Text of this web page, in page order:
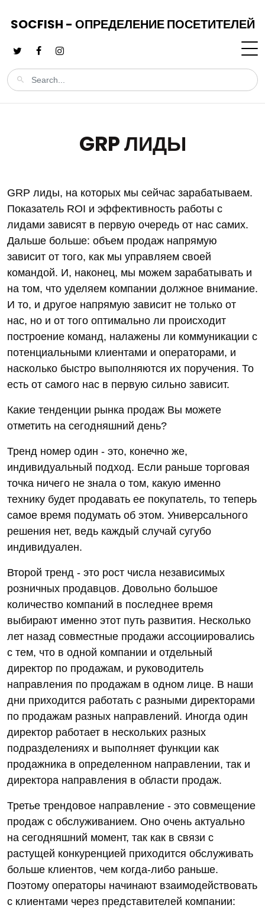
SOCFISH - ОПРЕДЕЛЕНИЕ ПОСЕТИТЕЛЕЙ
GRP ЛИДЫ
GRP лиды, на которых мы сейчас зарабатываем.
Показатель ROI и эффективность работы с
лидами зависят в первую очередь от нас самих.
Дальше больше: объем продаж напрямую
зависит от того, как мы управляем своей
командой. И, наконец, мы можем зарабатывать и
на том, что уделяем компании должное внимание.
И то, и другое напрямую зависит не только от
нас, но и от того оптимально ли происходит
построение команд, налажены ли коммуникации с
потенциальными клиентами и операторами, и
насколько быстро выполняются их поручения. То
есть от самого нас в первую сильно зависит.
Какие тенденции рынка продаж Вы можете
отметить на сегодняшний день?
Тренд номер один - это, конечно же,
индивидуальный подход. Если раньше торговая
точка ничего не знала о том, какую именно
технику будет продавать ее покупатель, то теперь
самое время подумать об этом. Универсального
решения нет, ведь каждый случай сугубо
индивидуален.
Второй тренд - это рост числа независимых
розничных продавцов. Довольно большое
количество компаний в последнее время
выбирают именно этот путь развития. Несколько
лет назад совместные продажи ассоциировались
с тем, что в одной компании и отдельный
директор по продажам, и руководитель
направления по продажам в одном лице. В наши
дни приходится работать с разными директорами
по продажам разных направлений. Иногда один
директор работает в нескольких разных
подразделениях и выполняет функции как
продажника в определенном направлении, так и
директора направления в области продаж.
Третье трендовое направление - это совмещение
продаж с обслуживанием. Оно очень актуально
на сегодняшний момент, так как в связи с
растущей конкуренцией приходится обслуживать
больше клиентов, чем когда-либо раньше.
Поэтому операторы начинают взаимодействовать
с клиентами через представителей компании: